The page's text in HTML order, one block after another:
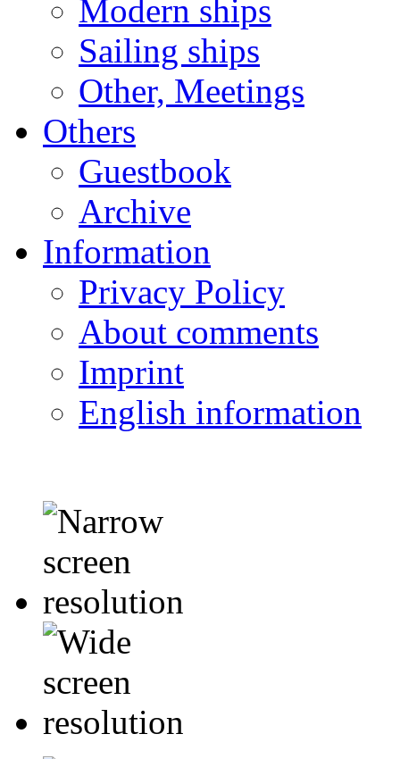
Modern ships
Sailing ships
Other, Meetings
Others
Guestbook
Archive
Information
Privacy Policy
About comments
Imprint
English information